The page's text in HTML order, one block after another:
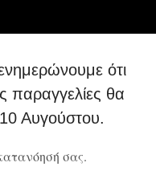
ότι
παραγγελίες θα
10 Αυγούστου.
σας.